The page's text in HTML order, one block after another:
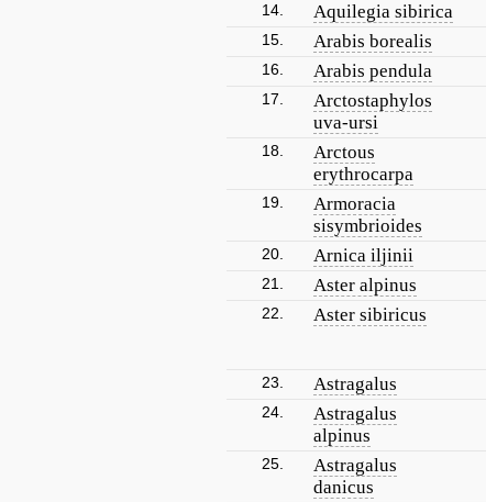
14. Aquilegia sibirica
15.
Arabis borealis
16.
Arabis pendula
17.
Arctostaphylos
uva-ursi
18.
Arctous
erythrocarpa
19.
Armoracia
sisymbrioides
20. Arnica iljinii
21.
Aster alpinus
22.
Aster sibiricus
23. Astragalus
24.
Astragalus
alpinus
25.
Astragalus
danicus